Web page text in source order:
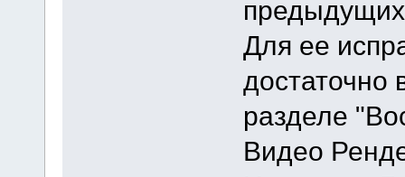
Для ее
достаточно
разделе
Видео